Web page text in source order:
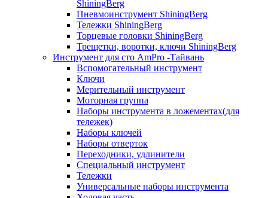
ShiningBerg
Пневмоинструмент ShiningBerg
Тележки ShiningBerg
Торцевые головки ShiningBerg
Трещетки, воротки, ключи ShiningBerg
Инструмент для сто AmPro -Тайвань
Вспомогательный инструмент
Ключи
Мерительный инструмент
Моторная группа
Наборы инструмента в ложементах(для
тележек)
Наборы ключей
Наборы отверток
Переходники, удлинители
Специальный инструмент
Тележки
Универсальные наборы инструмента